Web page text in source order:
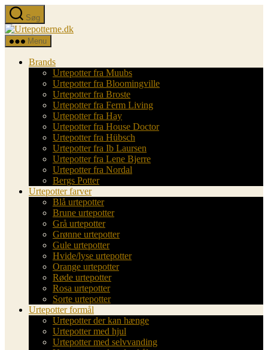
Spring
til
indholdet
Søg
Urtepotterne.dk
Menu
Brands
Urtepotter fra Muubs
Urtepotter fra Bloomingville
Urtepotter fra Broste
Urtepotter fra Ferm Living
Urtepotter fra Hay
Urtepotter fra House Doctor
Urtepotter fra Hübsch
Urtepotter fra Ib Laursen
Urtepotter fra Lene Bjerre
Urtepotter fra Nordal
Bergs Potter
Urtepotter farver
Blå urtepotter
Brune urtepotter
Grå urtepotter
Grønne urtepotter
Gule urtepotter
Hvide/lyse urtepotter
Orange urtepotter
Røde urtepotter
Rosa urtepotter
Sorte urtepotter
Urtepotter formål
Urtepotter der kan hænge
Urtepotter med hjul
Urtepotter med selvvanding